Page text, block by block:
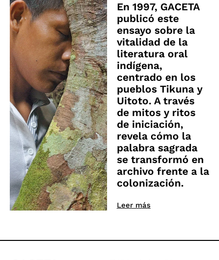
En 1997, GACETA
publicó este
ensayo sobre la
vitalidad de la
literatura oral
indígena,
centrado en los
pueblos Tikuna y
Uitoto. A través
de mitos y ritos
de iniciación,
revela cómo la
palabra sagrada
se transformó en
archivo frente a la
colonización.
Leer más